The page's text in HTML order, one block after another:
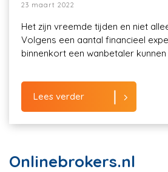
23 maart 2022
Het zijn vreemde tijden en niet
Volgens een aantal financieel
binnenkort een wanbetaler kunnen
Lees verder
Onlinebrokers.nl